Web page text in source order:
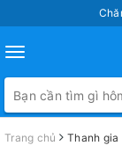
Toggle
navigation
Trang chủ
Thanh gia